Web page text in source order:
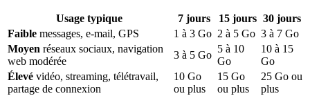
Usage typique 7 jours 15 jours 30jours
Faible messages, e-mail, GPS 1 à 3 Go 2 à 5 Go 3 à 7 Go
Moyen réseaux sociaux, navigation
web modérée
3 à 5 Go
5 à 10
Go
10 à 15
Go
Élevé vidéo, streaming, télétravail,
partage de connexion
10 Go
ou plus
15 Go
ou plus
25 Go ou
plus